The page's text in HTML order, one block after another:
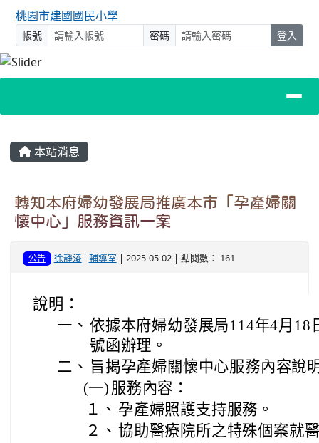
桃園市建國國民小學
帳號 密碼 登入
主內容區域
本站消息
轉知本府婦幼發展局推廣本市「孕產婦關
懷中心」服務資訊一案
公告 徐靜淩-輔導室 | 2025-05-02 | 點閱數： 161
說明：
一、 依據本府婦幼發展局114年4月18
號函辦理。
二、 旨揭孕產婦關懷中心服務內容說
(一) 服務內容：
１、 孕產婦照護支持服務。
２、 協助醫療院所之特殊個案就